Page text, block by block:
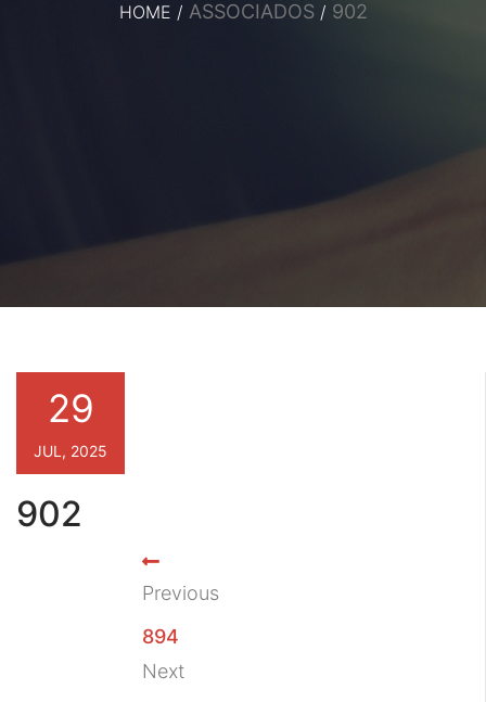
HOME / ASSOCIADOS / 902
902
29
JUL, 2025
Previous
894
Next